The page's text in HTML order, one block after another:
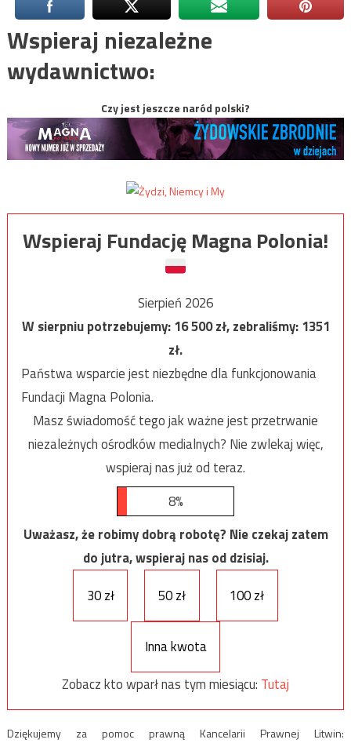
Wspieraj niezależne
wydawnictwo:
Czy jest jeszcze naród polski?
Wspieraj Fundację Magna Polonia!
Sierpień 2026
W sierpniu potrzebujemy:16 500zł, zebraliśmy:1351
zł.
Państwa wsparcie jest niezbędne dla funkcjonowania
Fundacji Magna Polonia.
Masz świadomość tego jak ważne jest przetrwanie
niezależnych ośrodków medialnych? Nie zwlekaj więc,
wspieraj nas już od teraz.
8%
Uważasz, że robimy dobrą robotę? Nie czekaj zatem
do jutra, wspieraj nas od dzisiaj.
30 zł
50 zł 100 zł
Inna kwota
Zobacz kto wparł nas tym miesiącu: Tutaj
Dziękujemy za pomoc prawną Kancelarii Prawnej Litwin: